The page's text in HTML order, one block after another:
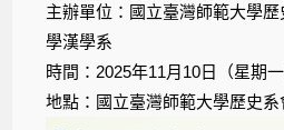
主辦單位：國立臺灣師範大學
學漢學系
時間：2025年11月10日（星期
地點：國立臺灣師範大學歷史系